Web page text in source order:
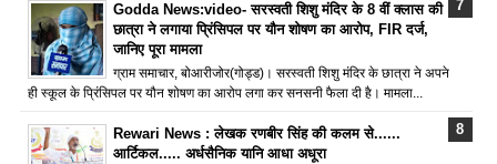
Godda News:video- सरस्वती शिशु मंदिर के 8 वीं क्लास की
छात्रा ने लगाया प्रिंसिपल पर यौन शोषण का आरोप, FIR दर्ज,
जानिए पूरा मामला
ग्राम समाचार, बोआरीजोर(गोड्ड)। सरस्वती शिशु मंदिर के छात्रा ने अपने
ही स्कूल के प्रिंसिपल पर यौन शोषण का आरोप लगा कर सनसनी फैला दी है। मामला...
Rewari News : लेखक रणबीर सिंह की कलम से......
आर्टिकल..... अर्धसैनिक यानि आधा अधूरा